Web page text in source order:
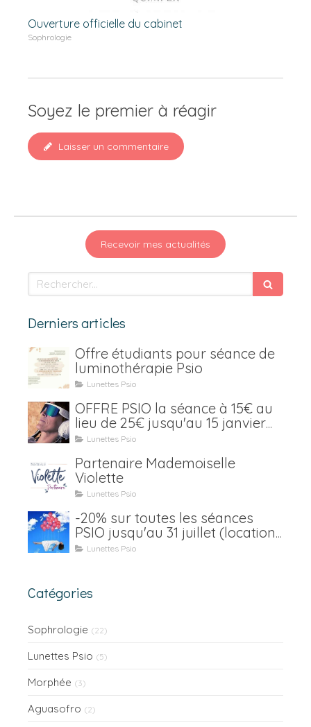
Ouverture officielle du cabinet
Sophrologie
Soyez le premier à réagir
Laisser un commentaire
Recevoir mes actualités
Rechercher
Derniers articles
Offre étudiants pour séance de
luminothérapie Psio
Lunettes Psio
OFFRE PSIO la séance à 15€ au
lieu de 25€ jusqu'au 15 janvier
2021Lunettes Psio
Partenaire Mademoiselle
Violette
Lunettes Psio
-20% sur toutes les séances
PSIO jusqu'au 31 juillet (location
y compris)
Lunettes Psio
Catégories
Sophrologie (22)
Lunettes Psio (5)
Morphée (3)
Aguasofro (2)